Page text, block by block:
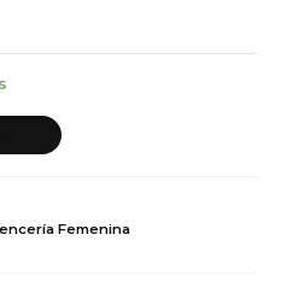
Femenina